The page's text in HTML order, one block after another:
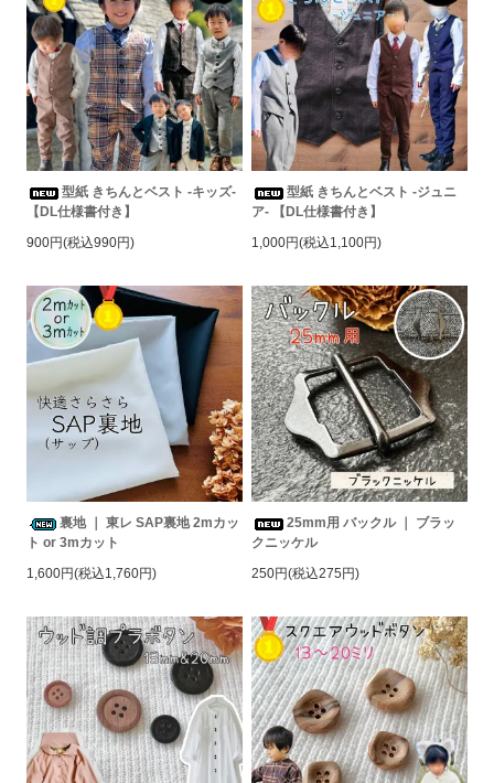
型紙 きちんとベスト -キッズ-
【DL仕様書付き】
900円(税込990円)
型紙 きちんとベスト -ジュニ
ア- 【DL仕様書付き】
1,000円(税込1,100円)
裏地 ｜ 東レ SAP裏地 2mカッ
ト or 3mカット
1,600円(税込1,760円)
25mm用 バックル ｜ ブラッ
クニッケル
250円(税込275円)